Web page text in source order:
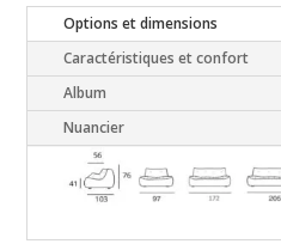
Options et dimensions
Caractéristiques et confort
Album
Nuancier